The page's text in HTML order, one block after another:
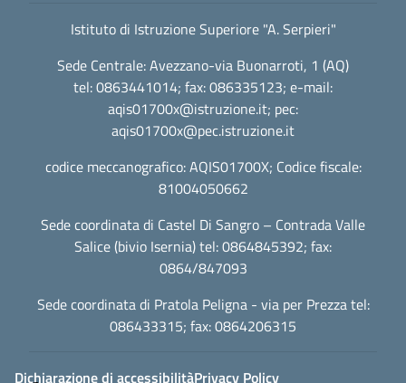
Istituto di Istruzione Superiore "A. Serpieri"
Sede Centrale: Avezzano-via Buonarroti, 1 (AQ)
tel: 0863441014; fax: 086335123; e-mail:
aqis01700x@istruzione.it; pec:
aqis01700x@pec.istruzione.it
codice meccanografico: AQIS01700X; Codice fiscale:
81004050662
Sede coordinata di Castel Di Sangro – Contrada Valle
Salice (bivio Isernia) tel: 0864845392; fax:
0864/847093
Sede coordinata di Pratola Peligna - via per Prezza tel:
086433315; fax: 0864206315
Dichiarazione di accessibilitàPrivacy Policy